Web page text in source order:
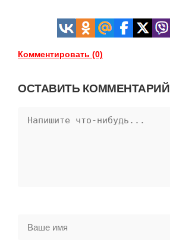
Комментировать (0)
ОСТАВИТЬ КОММЕНТАРИЙ